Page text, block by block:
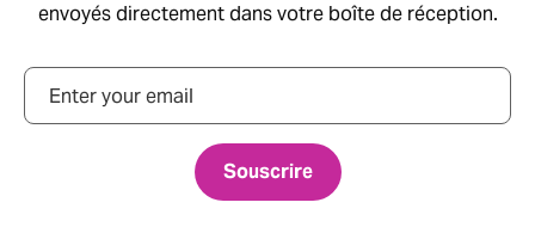
envoyés directement dans votre boîte de réception.
Courriel